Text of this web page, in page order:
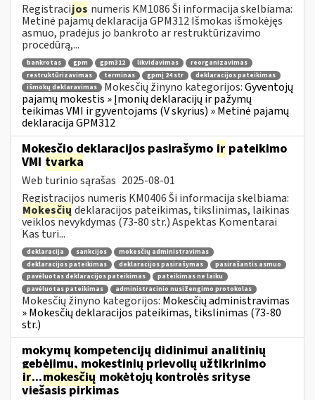
Registracijos numeris KM1086 Ši informacija skelbiama:
Metinė pajamų deklaracija GPM312 Išmokas išmokėjęs
asmuo, pradėjus jo bankroto ar restruktūrizavimo
procedūrą,...
bankrotas gpm gpm312 likvidavimas
reorganizavimas
restruktūrizavimas
terminas gpmį 24 str
deklaracijos pateikimas
išmokų deklaravimas
Mokesčių žinyno kategorijos:Gyventojų
pajamų mokestis » Įmonių deklaracijų ir pažymų
teikimas VMI ir gyventojams (V skyrius) » Metinė pajamų
deklaracija GPM312
Mokesčio deklaracijos pasirašymo ir pateikimo
VMI tvarka
Web turinio sąrašas 2025-08-01
Registracijos numeris KM0406 Ši informacija skelbiama:
Mokesčių deklaracijos pateikimas, tikslinimas, laikinas
veiklos nevykdymas (73-80 str.) Aspektas Komentarai
Kas turi...
deklaracija sankcijos
mokesčių administravimas
deklaracijos pateikimas
deklaracijos pasirašymas
pasirašantis asmuo
pavėluotas deklaracijos pateikimas
pateikimas ne laiku
pavėluotas pateikimas
administracinio nusižengimo protokolas
Mokesčių žinyno kategorijos: Mokesčių administravimas
» Mokesčių deklaracijos pateikimas, tikslinimas (73-80
str.)
mokymų kompetencijų didinimui analitinių
gebėjimų, mokestinių prievolių užtikrinimo
ir...mokesčių mokėtojų kontrolės srityse
viešasis pirkimas